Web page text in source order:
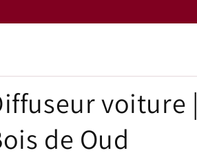
voiture |
de Oud